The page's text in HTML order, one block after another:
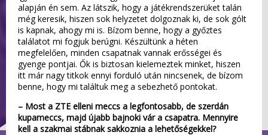
alapján én sem. Az látszik, hogy a játékrendszerüket talán
még keresik, hiszen sok helyzetet dolgoznak ki, de sok gólt
is kapnak, ahogy mi is. Bízom benne, hogy a győztes
találatot mi fogjuk berúgni. Készültünk a héten
megfelelően, minden csapatnak vannak erősségei és
gyenge pontjai. Ők is biztosan kielemeztek minket, hiszen
itt már nagy titkok ennyi forduló után nincsenek, de bízom
benne, hogy mi találtuk meg a sebezhető pontokat.
– Most a ZTE elleni meccs a legfontosabb, de szerdán
kupameccs, majd újabb bajnoki vár a csapatra. Mennyire
kell a szakmai stábnak sakkoznia a lehetőségekkel?